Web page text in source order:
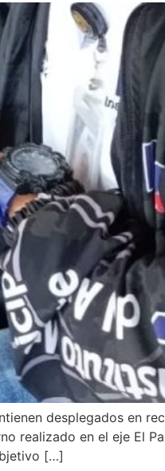
desplegados en
realizado en el eje El
[…]